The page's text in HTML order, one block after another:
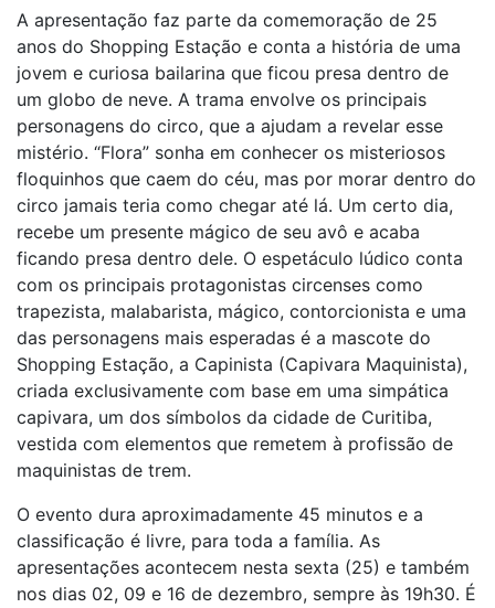
A apresentação faz parte da comemoração de 25
anos do Shopping Estação e conta a história de uma
jovem e curiosa bailarina que ficou presa dentro de
um globo de neve. A trama envolve os principais
personagens do circo, que a ajudam a revelar esse
mistério. “Flora” sonha em conhecer os misteriosos
floquinhos que caem do céu, mas por morar dentro do
circo jamais teria como chegar até lá. Um certo dia,
recebe um presente mágico de seu avô e acaba
ficando presa dentro dele. O espetáculo lúdico conta
com os principais protagonistas circenses como
trapezista, malabarista, mágico, contorcionista e uma
das personagens mais esperadas é a mascote do
Shopping Estação, a Capinista (Capivara Maquinista),
criada exclusivamente com base em uma simpática
capivara, um dos símbolos da cidade de Curitiba,
vestida com elementos que remetem à profissão de
maquinistas de trem.
O evento dura aproximadamente 45 minutos e a
classificação é livre, para toda a família. As
apresentações acontecem nesta sexta (25) e também
nos dias 02, 09 e 16 de dezembro, sempre às 19h30. É